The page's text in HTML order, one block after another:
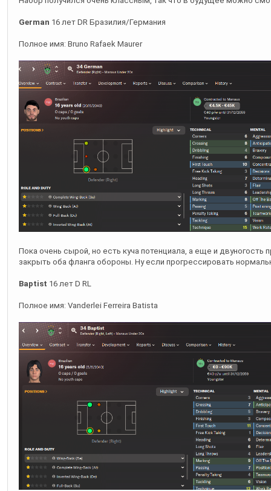
Полное имя: Bruno Rafaek Maurer
Пока очень сырой, но есть куча потенциала, а еще и
закрыть оба фланга обороны. Ну если прогрессировать
Полное имя: Vanderlei Ferreira Batista
Есть потенциал, хороший характер, очень работящий. Если что